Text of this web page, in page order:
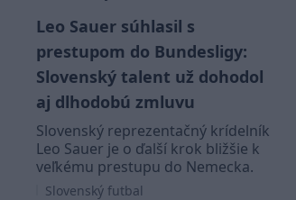
Leo Sauer súhlasil s
prestupom do Bundesligy:
Slovenský talent už dohodol
aj dlhodobú zmluvu
Slovenský reprezentačný krídelník
Leo Sauer je o ďalší krok bližšie k
veľkému prestupu do Nemecka.
Slovenský futbal